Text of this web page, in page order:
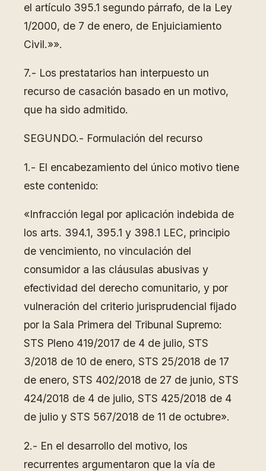
el artículo 395.1 segundo párrafo, de la Ley
1/2000, de 7 de enero, de Enjuiciamiento
Civil.»».
7.- Los prestatarios han interpuesto un
recurso de casación basado en un motivo,
que ha sido admitido.
SEGUNDO.- Formulación del recurso
1.- El encabezamiento del único motivo tiene
este contenido:
«Infracción legal por aplicación indebida de
los arts. 394.1, 395.1 y 398.1 LEC, principio
de vencimiento, no vinculación del
consumidor a las cláusulas abusivas y
efectividad del derecho comunitario, y por
vulneración del criterio jurisprudencial fijado
por la Sala Primera del Tribunal Supremo:
STS Pleno 419/2017 de 4 de julio, STS
3/2018 de 10 de enero, STS 25/2018 de 17
de enero, STS 402/2018 de 27 de junio, STS
424/2018 de 4 de julio, STS 425/2018 de 4
de julio y STS 567/2018 de 11 de octubre».
2.- En el desarrollo del motivo, los
recurrentes argumentaron que la vía de